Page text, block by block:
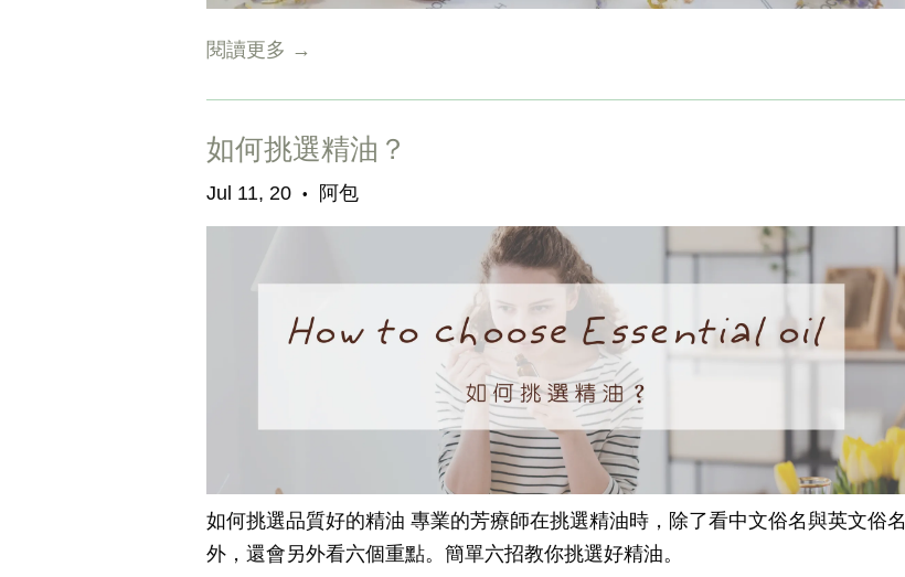
閱讀更多 →
如何挑選精油？
Jul 11, 20 • 阿包
如何挑選品質好的精油 專業的芳療師在挑選精油時，除了看中文俗名與英文俗名
外，還會另外看六個重點。簡單六招教你挑選好精油。